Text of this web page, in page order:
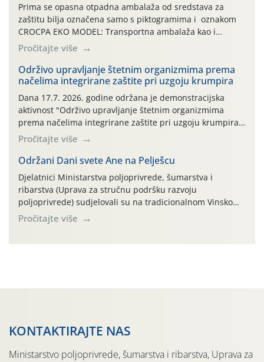
Prima se opasna otpadna ambalaža od sredstava za
zaštitu bilja označena samo s piktogramima i oznakom
CROCPA EKO MODEL: Transportna ambalaža kao i
ambalaža drugih proizvoda koji nisu sredstva za zaštitu
bilja (npr. ambalaža od mineralnih gnojiva,) se ne
prihvaća. Korisnicima je osiguran besplatni povrat
prazne ambalaže isključivo ovih tvrtki: AGROCHEM-MAKS,
AGRONOM, ALBAUGH TKI* (PINUS […]
Pročitajte više
Održivo upravljanje štetnim organizmima prema
načelima integrirane zaštite pri uzgoju krumpira
Dana 17.7. 2026. godine održana je demonstracijska
aktivnost "Održivo upravljanje štetnim organizmima
prema načelima integrirane zaštite pri uzgoju krumpira"
na pokusnom polju "Poredje", kraj naselja Belica (ARKOD
parcela ID 2445031) (središnji dio Međimurske županije).
Pročitajte više
Održani Dani svete Ane na Pelješcu
Djelatnici Ministarstva poljoprivrede, šumarstva i
ribarstva (Uprava za stručnu podršku razvoju
poljoprivrede) sudjelovali su na tradicionalnom Vinskom
forumu, održanom 24.07.2026. godine u Domu vinarske
tradicije u Putnikovićima na poluotoku Pelješcu, u
Pročitajte više
KONTAKTIRAJTE NAS
Ministarstvo poljoprivrede, šumarstva i ribarstva, Uprava za